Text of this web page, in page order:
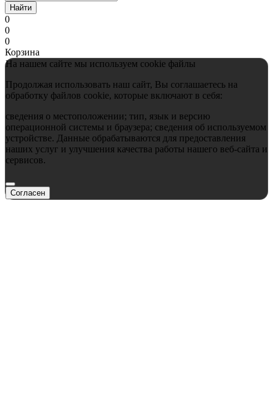
Найти
0
0
0
Корзина
На нашем сайте мы используем cookie файлы
Продолжая использовать наш сайт, Вы соглашаетесь на
обработку файлов cookie, которые включают в себя:
сведения о местоположении; тип, язык и версию
операционной системы и браузера; сведения об используемом
устройстве. Данные обрабатываются для предоставления
наших услуг и улучшения качества работы нашего веб-сайта и
сервисов.
Согласен